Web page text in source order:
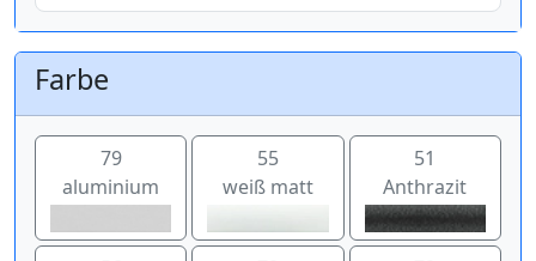
Farbe
79
aluminium
55
weiß matt
51
Anthrazit